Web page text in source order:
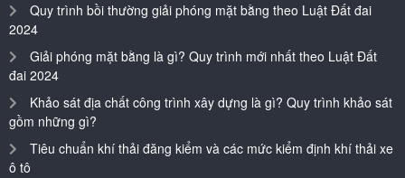
Quy trình bồi thường giải phóng mặt bằng theo Luật Đất đai
2024
Giải phóng mặt bằng là gì? Quy trình mới nhất theo Luật Đất
đai 2024
Khảo sát địa chất công trình xây dựng là gì? Quy trình khảo sát
gồm những gì?
Tiêu chuẩn khí thải đăng kiểm và các mức kiểm định khí thải xe
ô tô